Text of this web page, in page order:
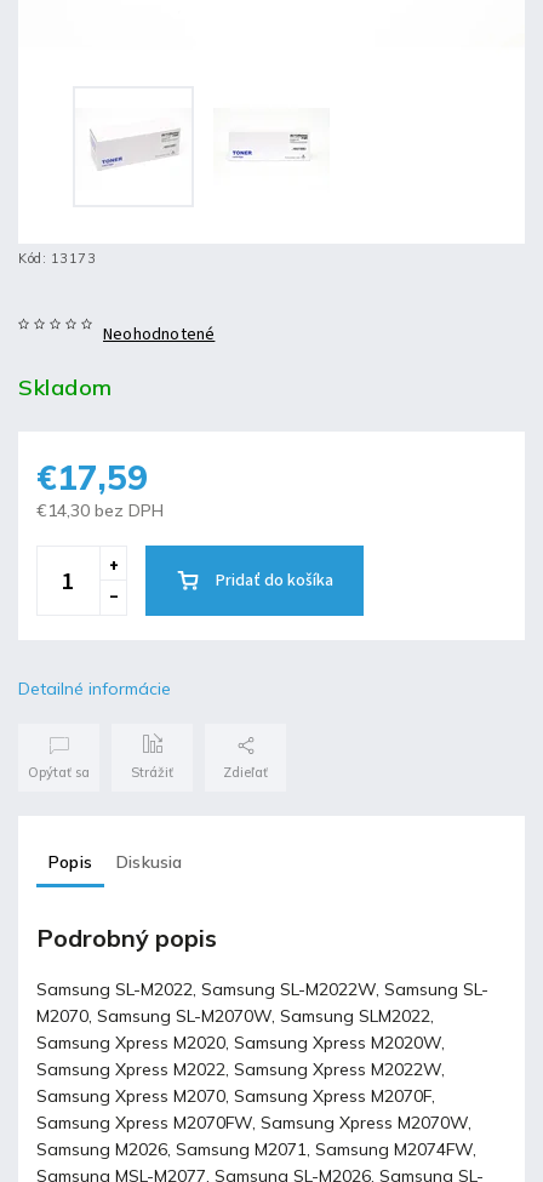
Kód: 13173
Neohodnotené
Skladom
€17,59
€14,30 bez DPH
Pridať do košíka
Detailné informácie
Opýtať sa Strážiť Zdieľať
Popis Diskusia
Podrobný popis
Samsung SL-M2022, Samsung SL-M2022W, Samsung SL-
M2070, Samsung SL-M2070W, Samsung SLM2022,
Samsung Xpress M2020, Samsung Xpress M2020W,
Samsung Xpress M2022, Samsung Xpress M2022W,
Samsung Xpress M2070, Samsung Xpress M2070F,
Samsung Xpress M2070FW, Samsung Xpress M2070W,
Samsung M2026, Samsung M2071, Samsung M2074FW,
Samsung MSL-M2077, Samsung SL-M2026, Samsung SL-